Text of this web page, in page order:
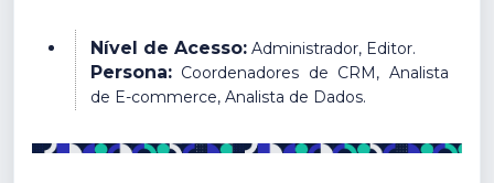
Nível de Acesso: Administrador, Editor.
Persona: Coordenadores de CRM, Analista
de E-commerce, Analista de Dados.